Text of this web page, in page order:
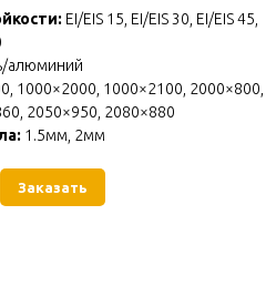
EI/EIS 15, EI/EIS 30, EI/EIS 45,
алюминий
1000×2000, 1000×2100, 2000×800,
2050×950, 2080×880
1.5мм, 2мм
Заказать